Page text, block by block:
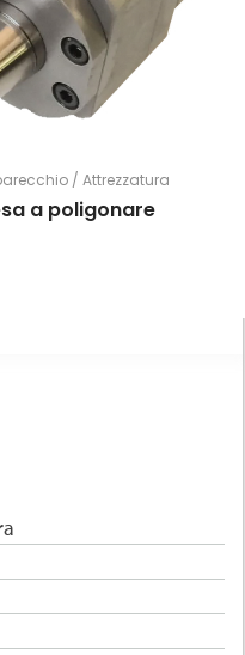
/ Attrezzatura
a poligonare